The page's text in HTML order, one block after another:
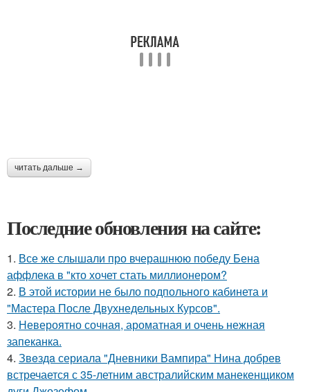
читать дальше →
Последние обновления на сайте:
1. Все же слышали про вчерашнюю победу Бена
аффлека в "кто хочет стать миллионером?
2. В этой истории не было подпольного кабинета и
"Мастера После Двухнедельных Курсов".
3. Невероятно сочная, ароматная и очень нежная
запеканка.
4. Звeздa сериала "Дневники Вампира" Нина добрев
встречается с 35-летним австралийским манекенщиком